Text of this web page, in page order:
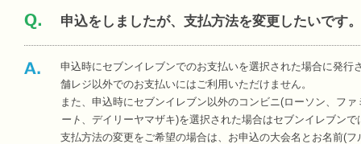
申込をしましたが、支払方法を変更したいです。
申込時にセブンイレブンでのお支払いを選択された場合に発行
舗レジ以外でのお支払いにはご利用いただけません。
また、申込時にセブンイレブン以外のコンビニ(ローソン、フ
ート 、デイリーヤマザキ)を選択された場合はセブンイレブン
支払方法の変更をご希望の場合は、お申込の大会名とお名前(